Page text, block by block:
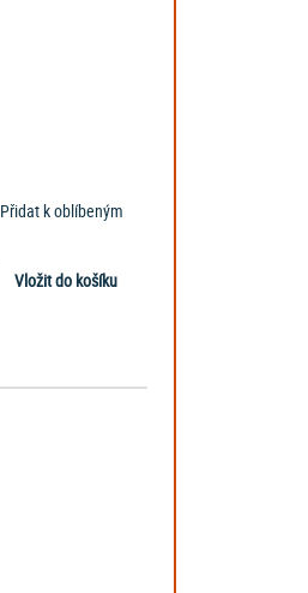
Přidat k oblíbeným